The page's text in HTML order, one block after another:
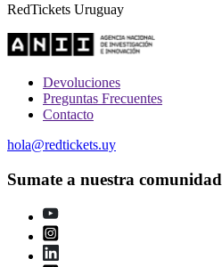
RedTickets Uruguay
Devoluciones
Preguntas Frecuentes
Contacto
hola@redtickets.uy
Sumate a nuestra comunidad